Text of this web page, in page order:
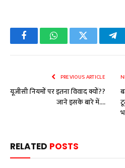
FacebookWhatsAppTwitter
PREVIOUS ARTICLE
यूजीसी नियमों पर इतना विवाद क्यों??
जाने इसके बारे में….
RELATED POSTS